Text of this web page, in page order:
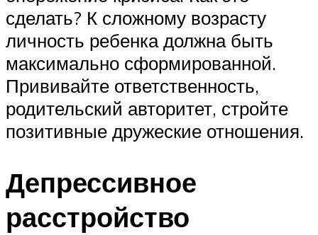
сделать? К сложному возрасту
личность ребенка должна быть
максимально сформированной.
Прививайте ответственность,
родительский авторитет, стройте
позитивные дружеские отношения.
Депрессивное
расстройство